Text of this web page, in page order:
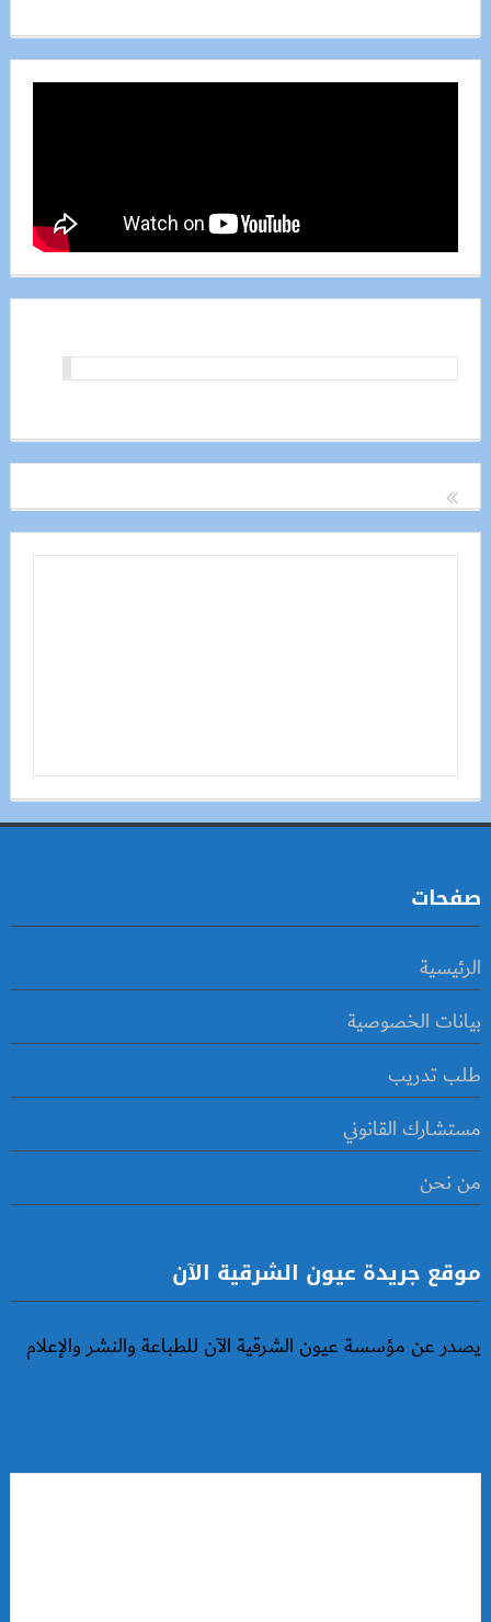
صفحات
الرئيسية
بيانات الخصوصية
طلب تدريب
مستشارك القانوني
من نحن
موقع جريدة عيون الشرقية الآن
يصدر عن مؤسسة عيون الشرقية الآن للطباعة والنشر والإعلام